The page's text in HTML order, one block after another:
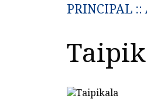
PRINCIPAL::